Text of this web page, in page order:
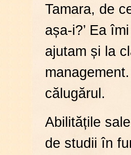
Tamara, de
așa-i?’ Ea
ajutam și la
călugărul.
Abilitățile
de studii în